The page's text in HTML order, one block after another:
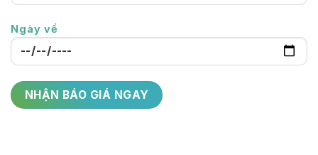
Ngày về